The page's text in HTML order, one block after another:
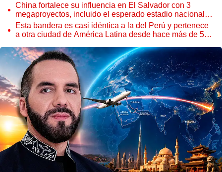
China fortalece su influencia en El Salvador con 3
megaproyectos, incluido el esperado estadio nacional
que estaría listo en 2027
Esta bandera es casi idéntica a la del Perú y pertenece
a otra ciudad de América Latina desde hace más de 50